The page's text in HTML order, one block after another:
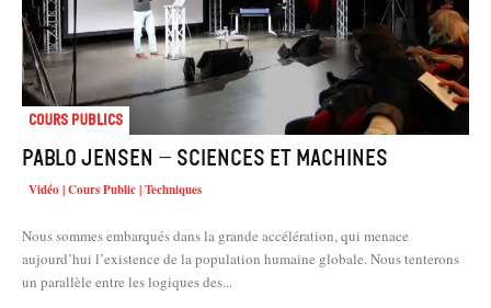
Cours Publics
Pablo Jensen – Sciences et machines
Vidéo | Cours Public | Techniques
Nous sommes embarqués dans la grande accélération, qui menace
aujourd’hui l’existence de la population humaine globale. Nous tenterons
un parallèle entre les logiques des...